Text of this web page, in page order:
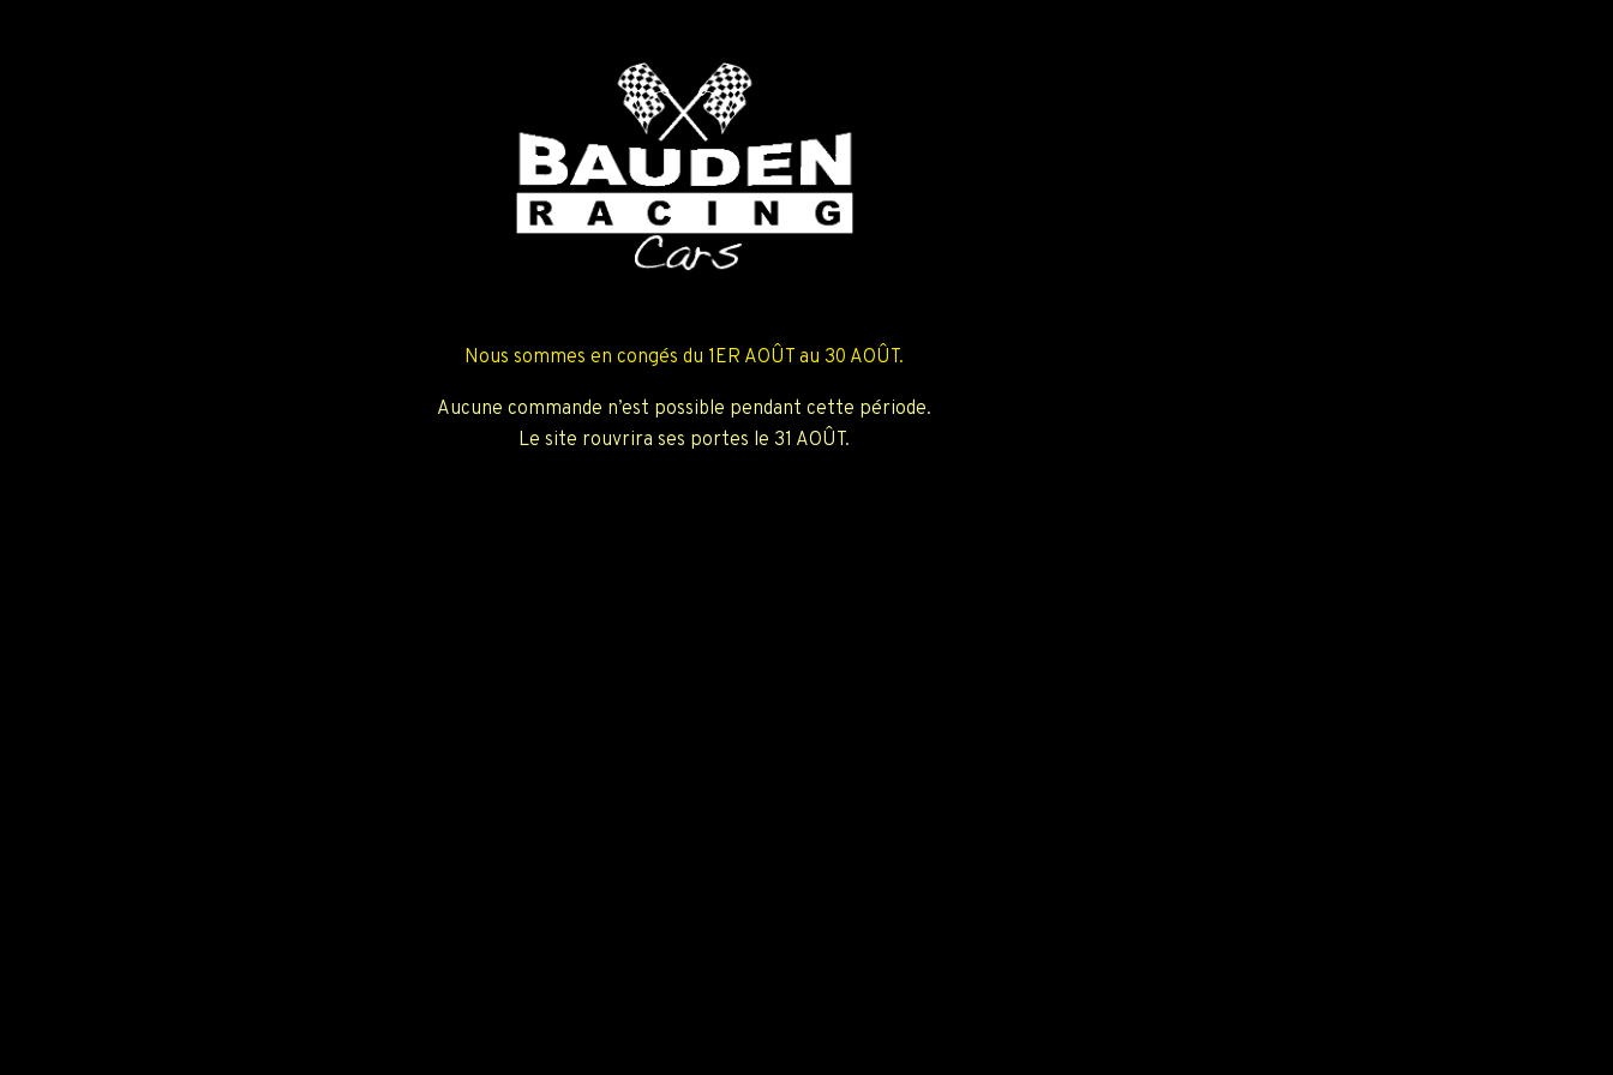
Nous sommes en congés du 1ER AOÛT au 30 AOÛT.
Aucune commande n’est possible pendant cette période.
Le site rouvrira ses portes le 31 AOÛT.